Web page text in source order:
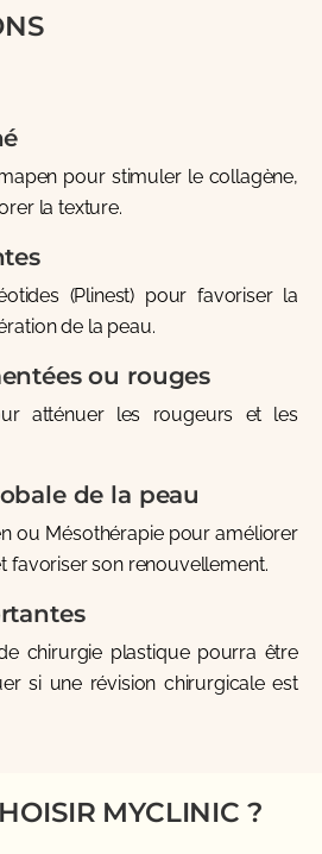
pour stimuler le collagène,
la texture.
(Plinest) pour favoriser la
de la peau.
ou rouges
atténuer les rougeurs et les
de la peau
ou Mésothérapiepour améliorer
favoriser son renouvellement.
chirurgie plastiquepourra être
si une révision chirurgicale est
MYCLINIC ?